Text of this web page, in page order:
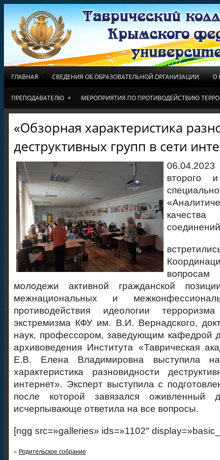
ГЛАВНАЯ СВЕДЕНИЯ ОБ ОБРАЗОВАТЕЛЬНОЙ ОРГАНИЗАЦИИ О
ПРЕПОДАВАТЕЛЮ » МЕРОПРИЯТИЯ ПО ПРОТИВОДЕЙСТВИЮ
«Обзорная характеристика
деструктивных групп в сети
второго
молодежи активной гражданской
межнациональных и
противодействия идеологии
экстремизма КФУ им. В.И. Вернадского,
наук, профессором, заведующим кафедрой
архивоведения Института «Таврическая
Е.В. Елена Владимировна выступила
характеристика разновидности
интернет». Эксперт выступила с
после которой завязался оживленный
исчерпывающе ответила на все вопросы.
[ngg src=»galleries» ids=»1102″
« Родительское собрание